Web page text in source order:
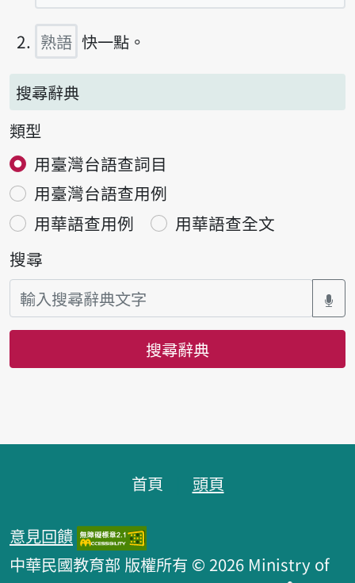
熟語 快一點。
搜尋辭典
類型
用臺灣台語查詞目
用臺灣台語查用例
用華語查用例
用華語查全文
搜尋
搜尋辭典
首頁 頭頁
意見回饋
中華民國教育部 版權所有 © 2026 Ministry of